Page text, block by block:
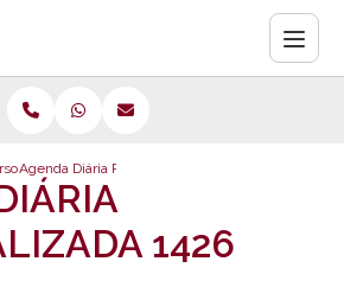
Agenda Diária Personalizada 1426
1426